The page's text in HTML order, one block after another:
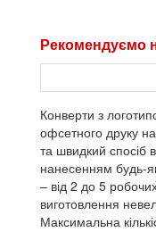
Рекомендуємо
Конверти з
офсетного друку
та швидкий спосіб
нанесенням будь-
– від 2 до 5
виготовлення
Максимальна